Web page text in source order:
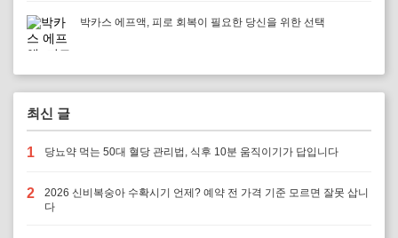
박카스 에프액, 피로 회복이 필요한 당신을 위한 선택
최신 글
1 당뇨약 먹는 50대 혈당 관리법, 식후 10분 움직이기가 답입니다
2
2026 신비복숭아 수확시기 언제? 예약 전 가격 기준 모르면 잘못 삽니
다